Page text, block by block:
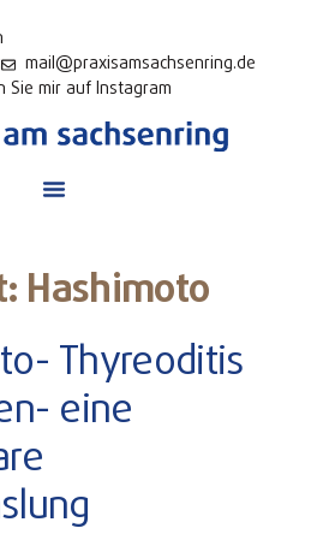
mail@praxisamsachsenring.de
Sie mir auf Instagram
Hashimoto
Thyreoditis
eine